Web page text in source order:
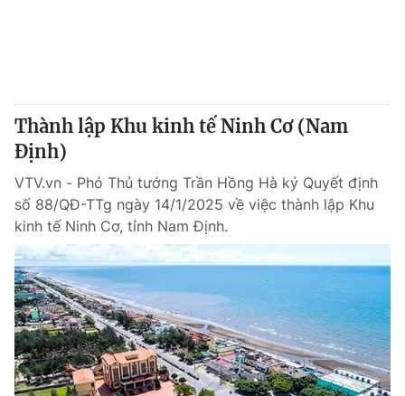
Thành lập Khu kinh tế Ninh Cơ (Nam
Định)
VTV.vn - Phó Thủ tướng Trần Hồng Hà ký Quyết định
số 88/QĐ-TTg ngày 14/1/2025 về việc thành lập Khu
kinh tế Ninh Cơ, tỉnh Nam Định.